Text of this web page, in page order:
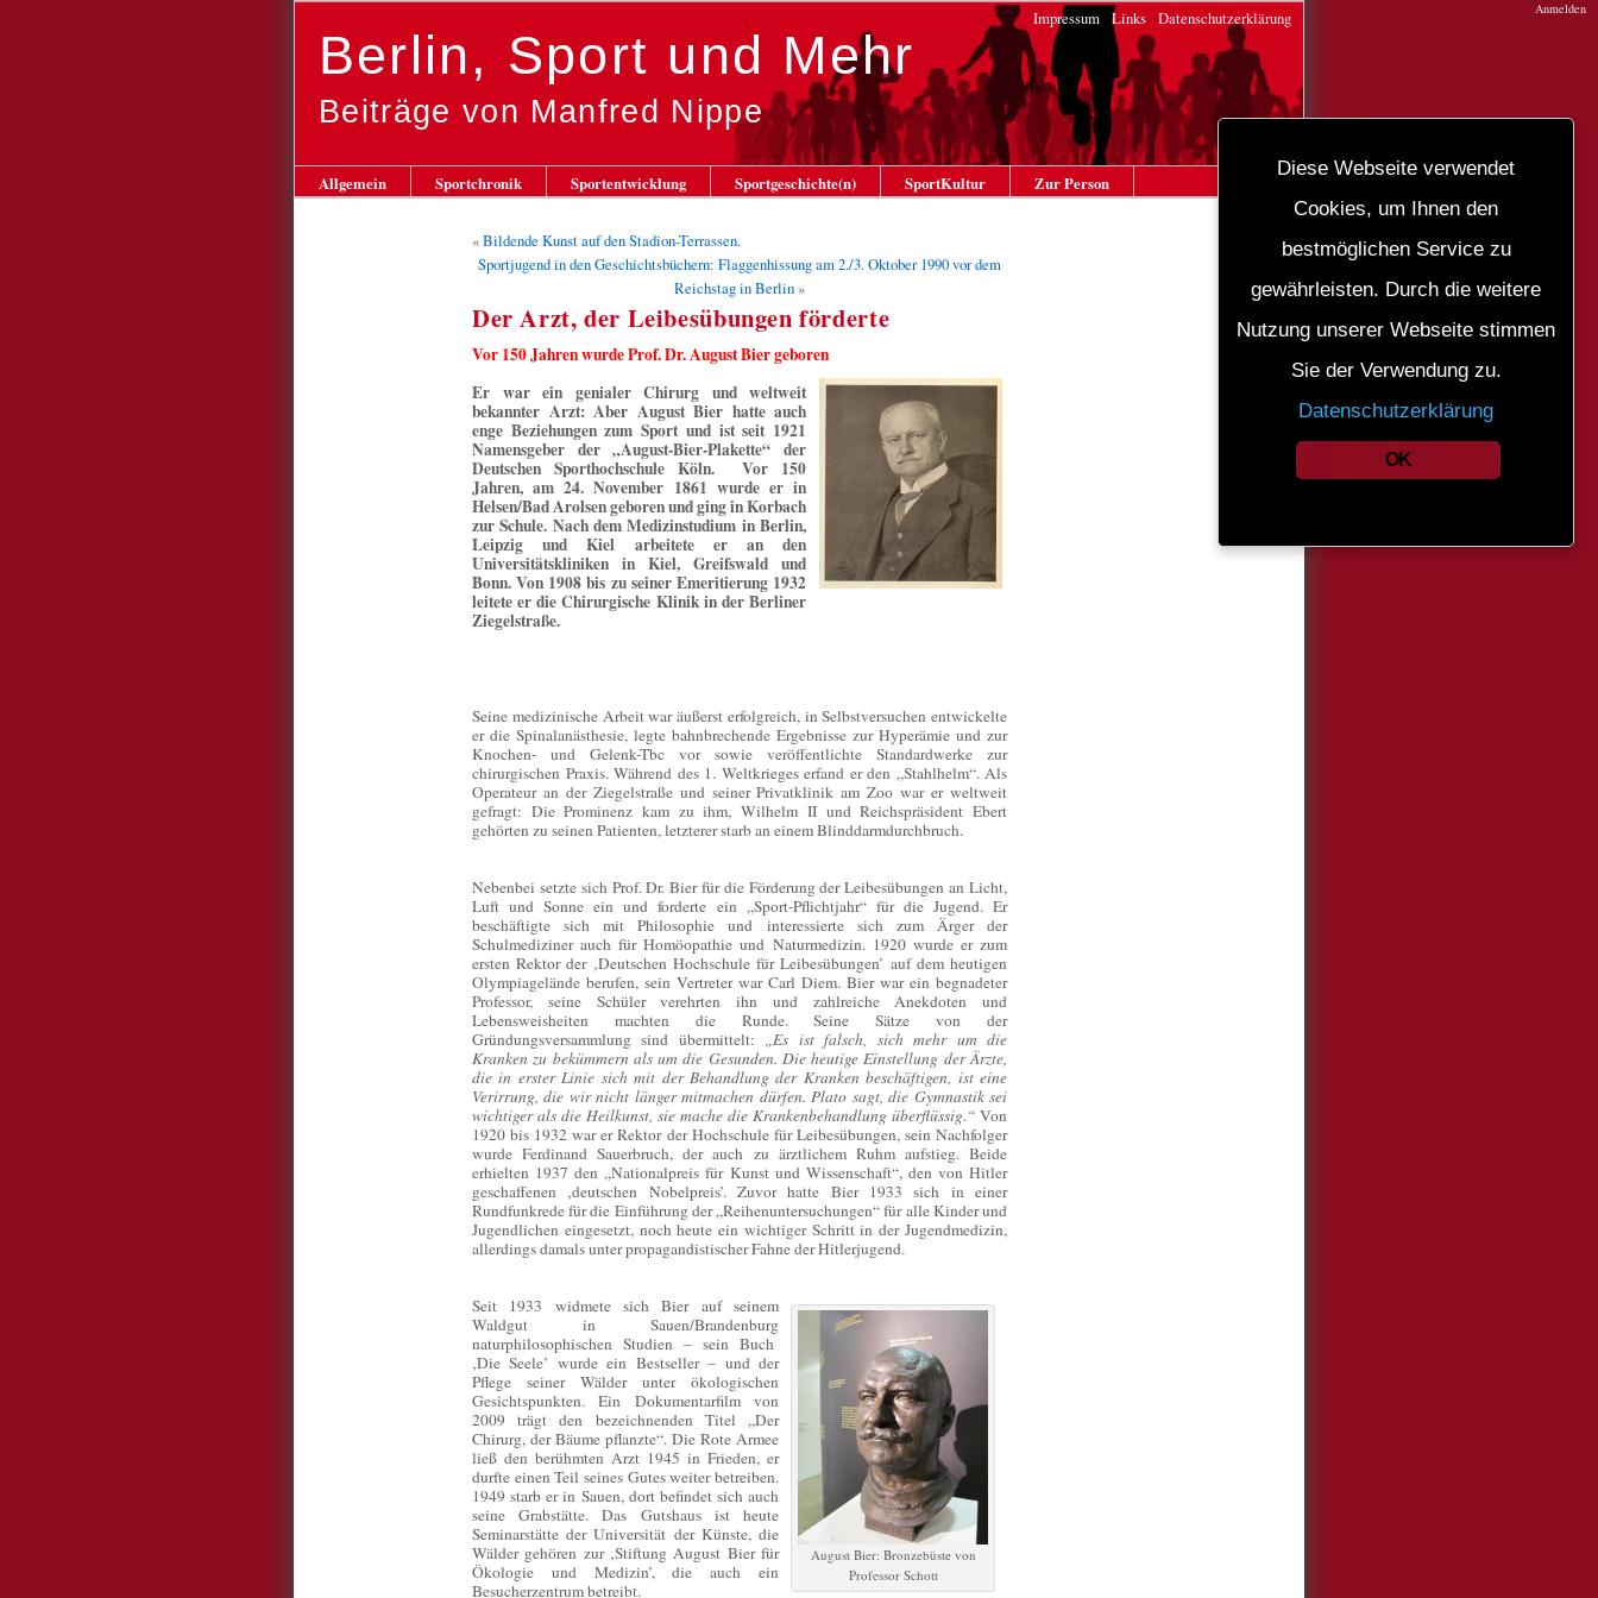
Anmelden
Impressum Links Datenschutzerklärung
Berlin, Sport und Mehr
Beiträge von Manfred Nippe
Allgemein Sportchronik Sportentwicklung Sportgeschichte(n) SportKultur Zur Person
«Bildende Kunst auf den Stadion-Terrassen.
Sportjugend in den Geschichtsbüchern: Flaggenhissung am 2./3. Oktober 1990 vor dem
Reichstag in Berlin»
Der Arzt, der Leibesübungen förderte
Vor 150 Jahren wurde Prof. Dr. August Bier geboren
Er war ein genialer Chirurg und weltweit
bekannter Arzt: Aber August Bier hatte auch
enge Beziehungen zum Sport und ist seit 1921
Namensgeber der „August-Bier-Plakette“ der
Deutschen Sporthochschule Köln. Vor 150
Jahren, am 24. November 1861 wurde er in
Helsen/Bad Arolsen geboren und ging in Korbach
zur Schule. Nach dem Medizinstudium in Berlin,
Leipzig und Kiel arbeitete er an den
Universitätskliniken in Kiel, Greifswald und
Bonn. Von 1908 bis zu seiner Emeritierung 1932
leitete er die Chirurgische Klinik in der Berliner
Ziegelstraße.
Seine medizinische Arbeit war äußerst erfolgreich, in Selbstversuchen entwickelte
er die Spinalanästhesie, legte bahnbrechende Ergebnisse zur Hyperämie und zur
Knochen- und Gelenk-Tbc vor sowie veröffentlichte Standardwerke zur
chirurgischen Praxis. Während des 1. Weltkrieges erfand er den „Stahlhelm“. Als
Operateur an der Ziegelstraße und seiner Privatklinik am Zoo war er weltweit
gefragt: Die Prominenz kam zu ihm, Wilhelm II und Reichspräsident Ebert
gehörten zu seinen Patienten, letzterer starb an einem Blinddarmdurchbruch.
Nebenbei setzte sich Prof. Dr. Bier für die Förderung der Leibesübungen an Licht,
Luft und Sonne ein und forderte ein „Sport-Pflichtjahr“ für die Jugend. Er
beschäftigte sich mit Philosophie und interessierte sich zum Ärger der
Schulmediziner auch für Homöopathie und Naturmedizin. 1920 wurde er zum
ersten Rektor der ‚Deutschen Hochschule für Leibesübungen’ auf dem heutigen
Olympiagelände berufen, sein Vertreter war Carl Diem. Bier war ein begnadeter
Professor, seine Schüler verehrten ihn und zahlreiche Anekdoten und
Lebensweisheiten machten die Runde. Seine Sätze von der
Gründungsversammlung sind übermittelt: „Es ist falsch, sich mehr um die
Kranken zu bekümmern als um die Gesunden. Die heutige Einstellung der Ärzte,
die in erster Linie sich mit der Behandlung der Kranken beschäftigen, ist eine
Verirrung, die wir nicht länger mitmachen dürfen. Plato sagt, die Gymnastik sei
wichtiger als die Heilkunst, sie mache die Krankenbehandlung überflüssig.“ Von
1920 bis 1932 war er Rektor der Hochschule für Leibesübungen, sein Nachfolger
wurde Ferdinand Sauerbruch, der auch zu ärztlichem Ruhm aufstieg. Beide
erhielten 1937 den „Nationalpreis für Kunst und Wissenschaft“, den von Hitler
geschaffenen ‚deutschen Nobelpreis’. Zuvor hatte Bier 1933 sich in einer
Rundfunkrede für die Einführung der „Reihenuntersuchungen“ für alle Kinder und
Jugendlichen eingesetzt, noch heute ein wichtiger Schritt in der Jugendmedizin,
allerdings damals unter propagandistischer Fahne der Hitlerjugend.
August Bier: Bronzebüste von
Professor Schott
Seit 1933 widmete sich Bier auf seinem
Waldgut in Sauen/Brandenburg
naturphilosophischen Studien – sein Buch
‚Die Seele’ wurde ein Bestseller – und der
Pflege seiner Wälder unter ökologischen
Gesichtspunkten. Ein Dokumentarfilm von
2009 trägt den bezeichnenden Titel „Der
Chirurg, der Bäume pflanzte“. Die Rote Armee
ließ den berühmten Arzt 1945 in Frieden, er
durfte einen Teil seines Gutes weiter betreiben.
1949 starb er in Sauen, dort befindet sich auch
seine Grabstätte. Das Gutshaus ist heute
Seminarstätte der Universität der Künste, die
Wälder gehören zur ‚Stiftung August Bier für
Ökologie und Medizin’, die auch ein
Besucherzentrum betreibt.
Diese Webseite verwendet
Cookies, um Ihnen den
bestmöglichen Service zu
gewährleisten. Durch die weitere
Nutzung unserer Webseite stimmen
Sie der Verwendung zu.
Datenschutzerklärung
OK